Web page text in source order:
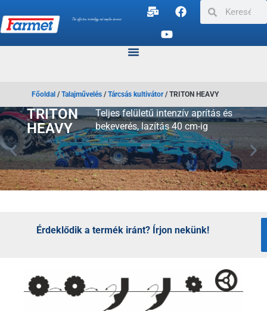
Főoldal/Talajművelés/Tárcsás kultivátor/TRITON HEAVY
TRITON
HEAVY
Teljes felületű intenzív aprítás és
bekeverés, lazítás 40 cm-ig
Érdeklődik a termék iránt? Írjon nekünk!